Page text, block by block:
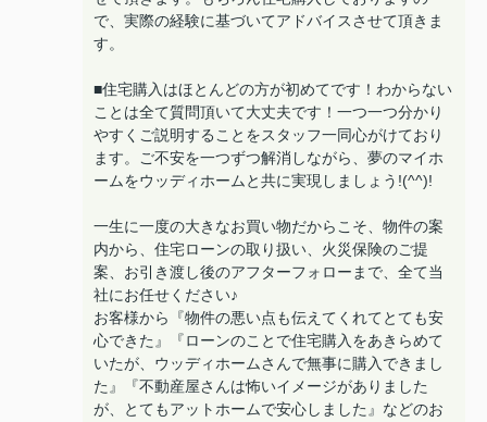
で、実際の経験に基づいてアドバイスさせて頂きま
す。
■住宅購入はほとんどの方が初めてです！わからない
ことは全て質問頂いて大丈夫です！一つ一つ分かり
やすくご説明することをスタッフ一同心がけており
ます。ご不安を一つずつ解消しながら、夢のマイホ
ームをウッディホームと共に実現しましょう!(^^)!
一生に一度の大きなお買い物だからこそ、物件の案
内から、住宅ローンの取り扱い、火災保険のご提
案、お引き渡し後のアフターフォローまで、全て当
社にお任せください♪
お客様から『物件の悪い点も伝えてくれてとても安
心できた』『ローンのことで住宅購入をあきらめて
いたが、ウッディホームさんで無事に購入できまし
た』『不動産屋さんは怖いイメージがありました
が、とてもアットホームで安心しました』などのお